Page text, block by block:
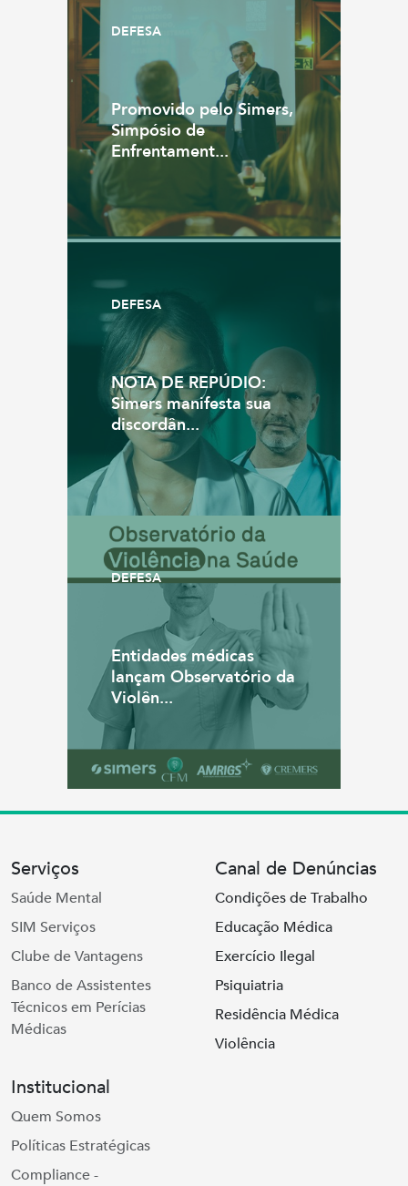
DEFESA
Promovido pelo Simers,
Simpósio de
Enfrentament...
DEFESA
NOTA DE REPÚDIO:
Simers manifesta sua
discordân...
DEFESA
Entidades médicas
lançam Observatório da
Violên...
Serviços
Saúde Mental
SIM Serviços
Clube de Vantagens
Banco de Assistentes
Técnicos em Perícias
Médicas
Canal de Denúncias
Condições de Trabalho
Educação Médica
Exercício Ilegal
Psiquiatria
Residência Médica
Violência
Institucional
Quem Somos
Políticas Estratégicas
Compliance -